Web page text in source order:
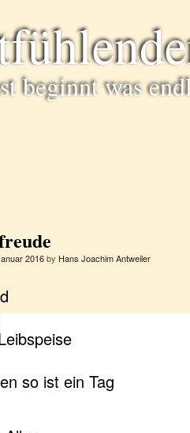
beginnt was
2016by Hans Joachim Antweiler
so ist ein Tag